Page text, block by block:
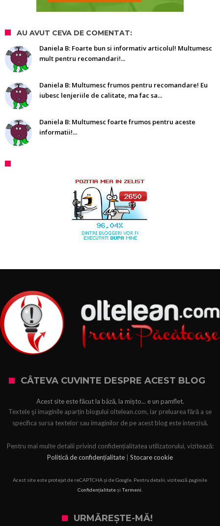
AU AVUT CEVA DE COMENTAT:
Daniela B: Foarte bun si informativ articolul! Multumesc
mult pentru recomandari!...
Daniela B: Multumesc frumos pentru recomandare! Eu
iubesc lenjeriile de calitate, ma fac sa...
Daniela B: Multumesc foarte frumos pentru aceste
informatii!...
CÂTEVA CUVINTE DESPRE ACEST BLOG
Acest site este făcut la bâză, la mișto... e un pamflet.
Textele şi imaginile aparțin blogului oltelean.com, iar preluarea fără a se
specifica sursa textelor sau imaginilor de pe acest blog este interzisă.
Pentru mai multe detalii privind confidențialitatea utilizatorului, vizitează:
Politică de confidențialitate
Stocare cookie
Acest site este protejat de reCAPTCHA și de Google. Pentru detalii, vizitează paginile
Confidențialitateși Termeni
URMĂREȘTE-MĂ!